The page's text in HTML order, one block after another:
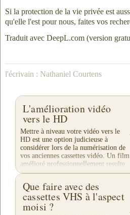
Si la protection de la vie privée est
qu'elle l'est pour nous, faites vos
Traduit avec DeepL.com (version
l'écrivain : Nathaniel Courtens
L'amélioration vidéo
vers le HD
Mettre à niveau votre vidéo vers le
HD est une option judicieuse à
considérer lors de la numérisation de
vos anciennes cassettes vidéo. Un film
amélioré professionnellement resulte
en une...
Que faire avec des
cassettes VHS à l'aspect
moisi ?